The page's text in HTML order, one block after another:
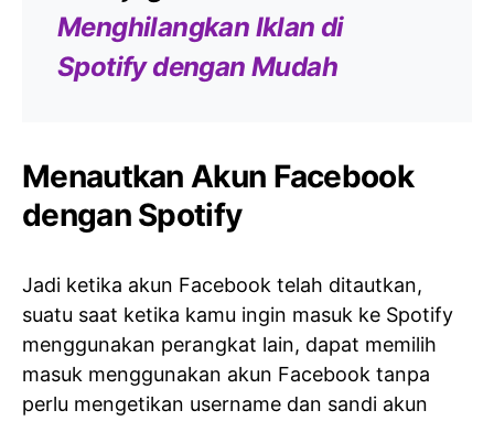
Menghilangkan Iklan di
Spotify dengan Mudah
Menautkan Akun Facebook
dengan Spotify
Jadi ketika akun Facebook telah ditautkan,
suatu saat ketika kamu ingin masuk ke Spotify
menggunakan perangkat lain, dapat memilih
masuk menggunakan akun Facebook tanpa
perlu mengetikan username dan sandi akun